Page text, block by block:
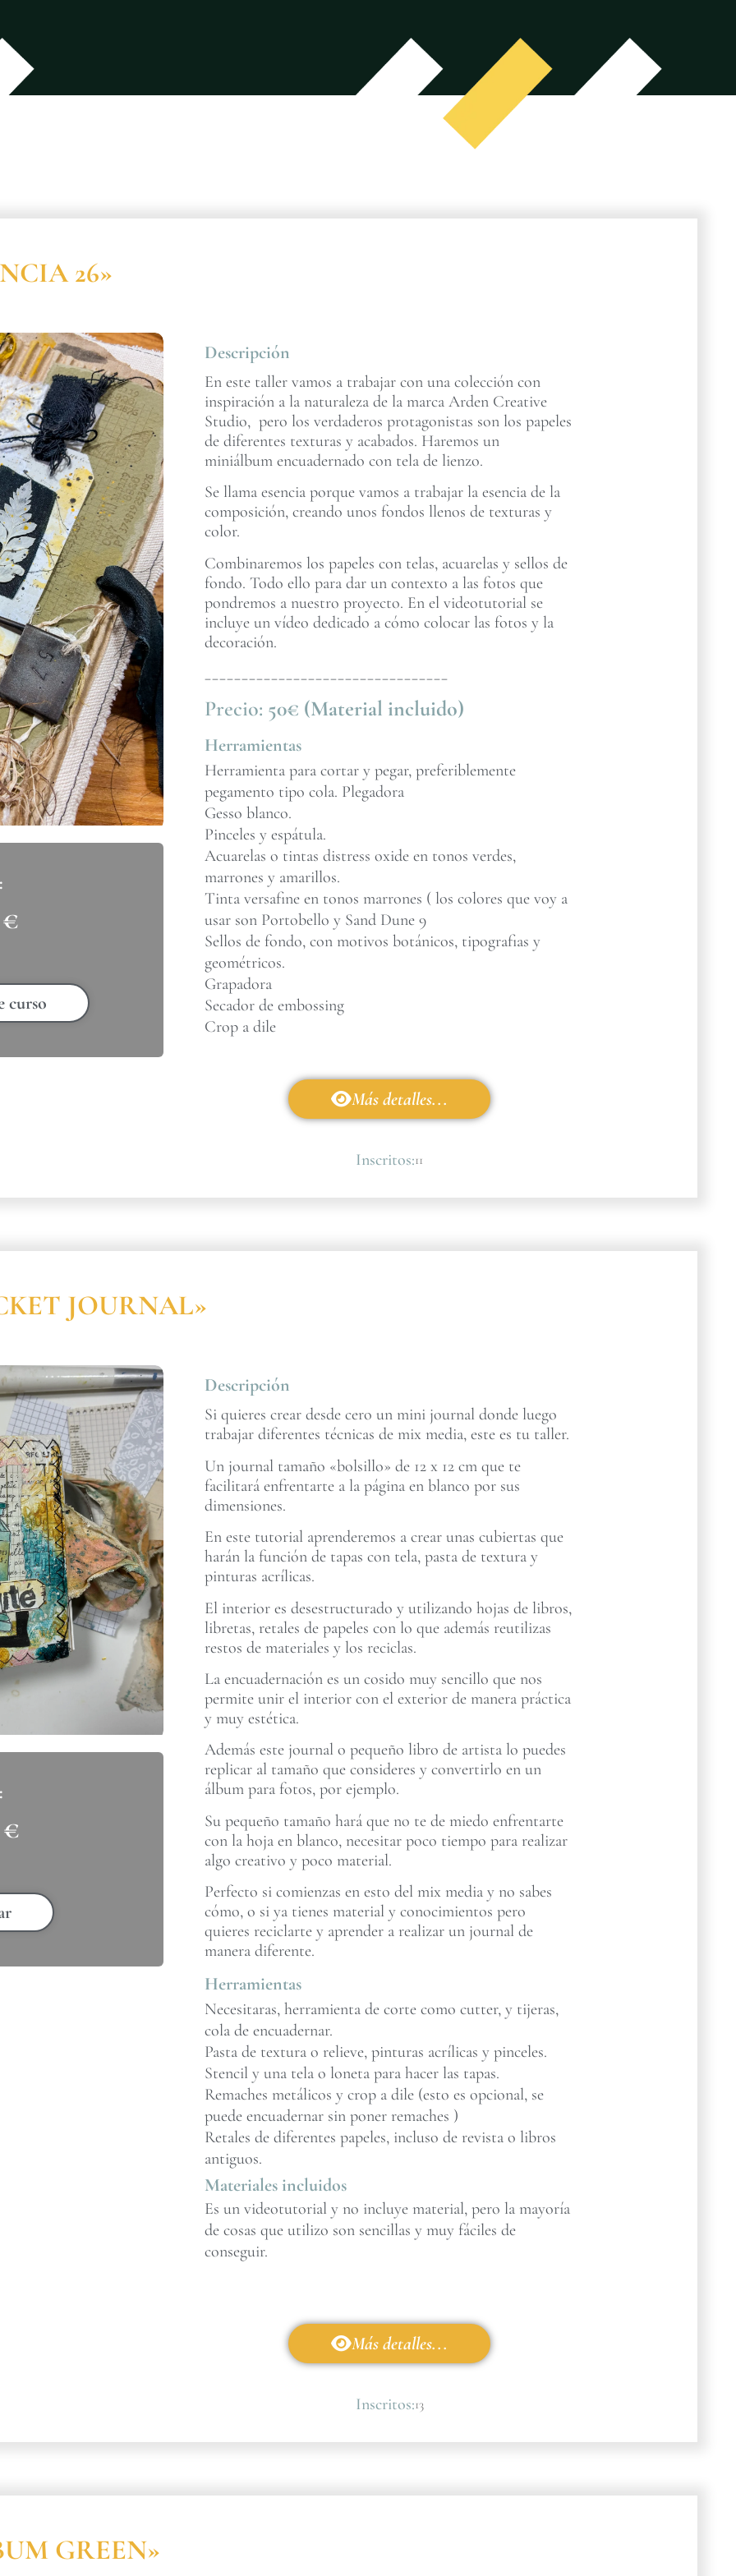
26»
€
curso
Descripción
En este taller vamos a trabajar con una colección con
inspiración a la naturaleza de la marca Arden Creative
Studio, pero los verdaderos protagonistas son los papeles
de diferentes texturas y acabados. Haremos un
miniálbum encuadernado con tela de lienzo.
Se llama esencia porque vamos a trabajar la esencia de la
composición, creando unos fondos llenos de texturas y
color.
Combinaremos los papeles con telas, acuarelas y sellos de
fondo. Todo ello para dar un contexto a las fotos que
pondremos a nuestro proyecto. En el videotutorial se
incluye un vídeo dedicado a cómo colocar las fotos y la
decoración.
_________________________________
Precio: 50€ (Material incluido)
Herramientas
Herramienta para cortar y pegar, preferiblemente
pegamento tipo cola. Plegadora
Gesso blanco.
Pinceles y espátula.
Acuarelas o tintas distress oxide en tonos verdes,
marrones y amarillos.
Tinta versafine en tonos marrones ( los colores que voy a
usar son Portobello y Sand Dune 9
Sellos de fondo, con motivos botánicos, tipografias y
geométricos.
Grapadora
Secador de embossing
Crop a dile
Más detalles...
Inscritos:11
JOURNAL»
€
Descripción
Si quieres crear desde cero un mini journal donde luego
trabajar diferentes técnicas de mix media, este es tu taller.
Un journal tamaño «bolsillo» de 12 x 12 cm que te
facilitará enfrentarte a la página en blanco por sus
dimensiones.
En este tutorial aprenderemos a crear unas cubiertas que
harán la función de tapas con tela, pasta de textura y
pinturas acrílicas.
El interior es desestructurado y utilizando hojas de libros,
libretas, retales de papeles con lo que además reutilizas
restos de materiales y los reciclas.
La encuadernación es un cosido muy sencillo que nos
permite unir el interior con el exterior de manera práctica
y muy estética.
Además este journal o pequeño libro de artista lo puedes
replicar al tamaño que consideres y convertirlo en un
álbum para fotos, por ejemplo.
Su pequeño tamaño hará que no te de miedo enfrentarte
con la hoja en blanco, necesitar poco tiempo para realizar
algo creativo y poco material.
Perfecto si comienzas en esto del mix media y no sabes
cómo, o si ya tienes material y conocimientos pero
quieres reciclarte y aprender a realizar un journal de
manera diferente.
Herramientas
Necesitaras, herramienta de corte como cutter, y tijeras,
cola de encuadernar.
Pasta de textura o relieve, pinturas acrílicas y pinceles.
Stencil y una tela o loneta para hacer las tapas.
Remaches metálicos y crop a dile (esto es opcional, se
puede encuadernar sin poner remaches )
Retales de diferentes papeles, incluso de revista o libros
antiguos.
Materiales incluidos
Es un videotutorial y no incluye material, pero la mayoría
de cosas que utilizo son sencillas y muy fáciles de
conseguir.
Más detalles...
Inscritos:13
GREEN»